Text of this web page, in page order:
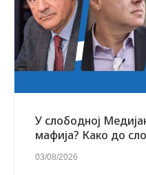
У слободној
мафија? Како до
03/08/2026